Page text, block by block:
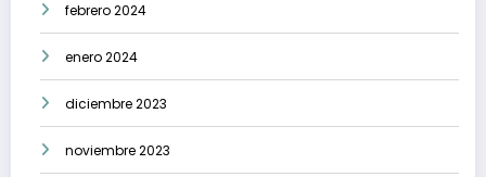
febrero 2024
enero 2024
diciembre 2023
noviembre 2023